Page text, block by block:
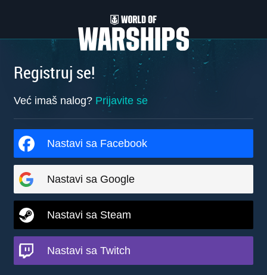
Registruj se!
Već imaš nalog? Prijavite se
Nastavi sa Facebook
Nastavi sa Google
Nastavi sa Steam
Nastavi sa Twitch